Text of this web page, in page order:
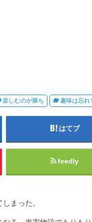
楽しむのが勝ち 趣味は忘れ
はてブ
feedly
まった。